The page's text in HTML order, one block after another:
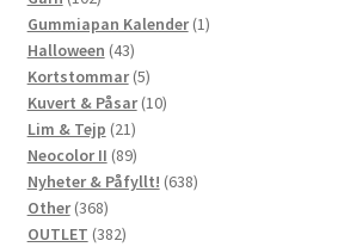
produkter
Gummiapan Kalender 11
Halloween 4343
produkter
Kortstommar 55
produkter
Kuvert & Påsar 1010
Lim & Tejp 2121
produkter
Neocolor II 8989
produkter
Nyheter & Påfyllt! 638638
Other 368368
produkter
OUTLET 382382